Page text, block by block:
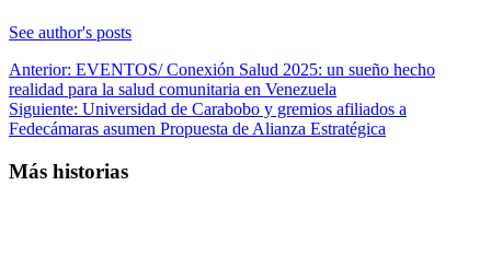
See author's posts
Navegación
de
entradas
Anterior: EVENTOS/ Conexión Salud 2025: un sueño hecho
realidad para la salud comunitaria en Venezuela
Siguiente: Universidad de Carabobo y gremios afiliados a
Fedecámaras asumen Propuesta de Alianza Estratégica
Más historias